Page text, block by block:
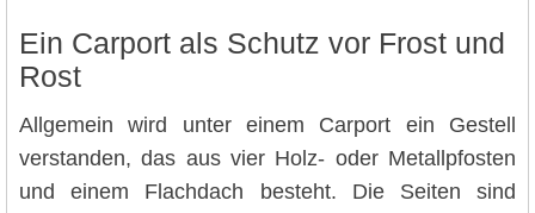
Ein Carport als Schutz vor Frost und
Rost
Allgemein wird unter einem Carport ein Gestell
verstanden, das aus vier Holz- oder Metallpfosten
und einem Flachdach besteht. Die Seiten sind